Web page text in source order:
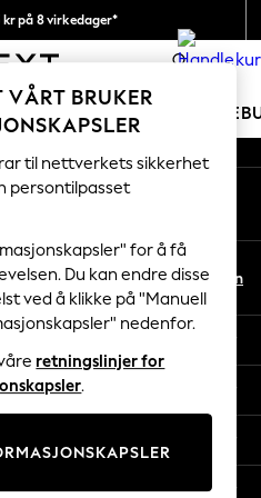
kr på 8 virkedager*
tollavgifter 0
KVINNER MENN
Sets
nettverk
No En
VÅRT BRUKER
til nettverkets sikkerhet
persontilpasset
for å få
Du kan endre disse
ved å klikke på "Manuell
nedenfor.
retningslinjer for
.